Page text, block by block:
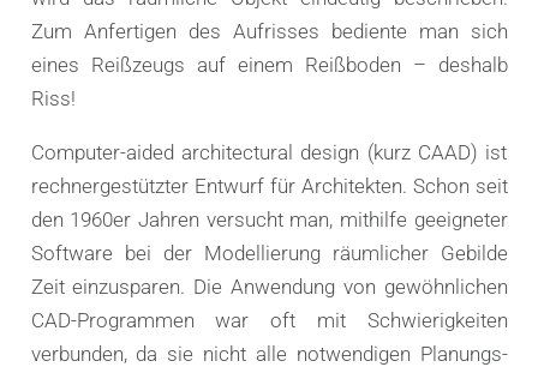
Zum Anfertigen des Aufrisses bediente man sich
eines Reißzeugs auf einem Reißboden – deshalb
Riss!
Computer-aided architectural design (kurz CAAD) ist
rechnergestützter Entwurf für Architekten. Schon seit
den 1960er Jahren versucht man, mithilfe geeigneter
Software bei der Modellierung räumlicher Gebilde
Zeit einzusparen. Die Anwendung von gewöhnlichen
CAD-Programmen war oft mit Schwierigkeiten
verbunden, da sie nicht alle notwendigen Planungs-